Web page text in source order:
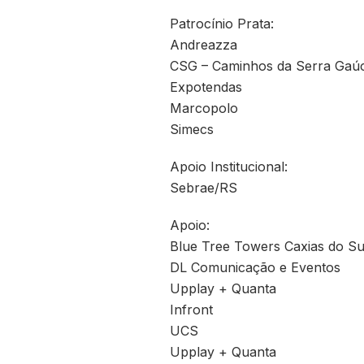
Patrocínio Prata:
Andreazza
CSG – Caminhos da Serra
Expotendas
Marcopolo
Simecs
Apoio Institucional:
Sebrae/RS
Apoio:
Blue Tree Towers Caxias do
DL Comunicação e Eventos
Upplay + Quanta
Infront
UCS
Upplay + Quanta